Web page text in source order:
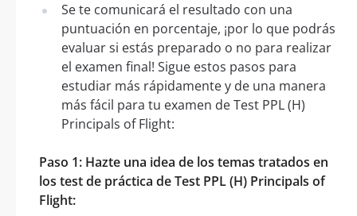
Se te comunicará el resultado con una
puntuación en porcentaje, ¡por lo que podrás
evaluar si estás preparado o no para realizar
el examen final! Sigue estos pasos para
estudiar más rápidamente y de una manera
más fácil para tu examen de Test PPL (H)
Principals of Flight:
Paso 1: Hazte una idea de los temas tratados en
los test de práctica de Test PPL (H) Principals of
Flight: